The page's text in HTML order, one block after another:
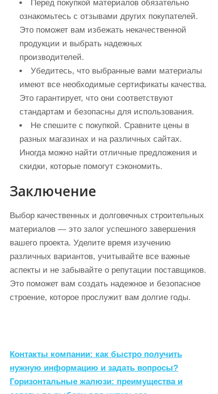
Перед покупкой материалов обязательно
ознакомьтесь с отзывами других покупателей.
Это поможет вам избежать некачественной
продукции и выбрать надежных
производителей.
Убедитесь, что выбранные вами материалы
имеют все необходимые сертификаты качества.
Это гарантирует, что они соответствуют
стандартам и безопасны для использования.
Не спешите с покупкой. Сравните цены в
разных магазинах и на различных сайтах.
Иногда можно найти отличные предложения и
скидки, которые помогут сэкономить.
Заключение
Выбор качественных и долговечных строительных
материалов — это залог успешного завершения
вашего проекта. Уделите время изучению
различных вариантов, учитывайте все важные
аспекты и не забывайте о репутации поставщиков.
Это поможет вам создать надежное и безопасное
строение, которое прослужит вам долгие годы.
Н
а
в
Контакты компании: как быстро получить
нужную информацию и задать вопросы?
Горизонтальные жалюзи: преимущества и